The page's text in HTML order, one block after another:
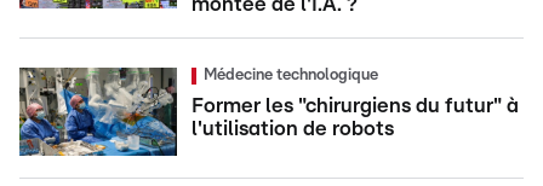
Médecine technologique
Former les "chirurgiens du futur" à
l'utilisation de robots